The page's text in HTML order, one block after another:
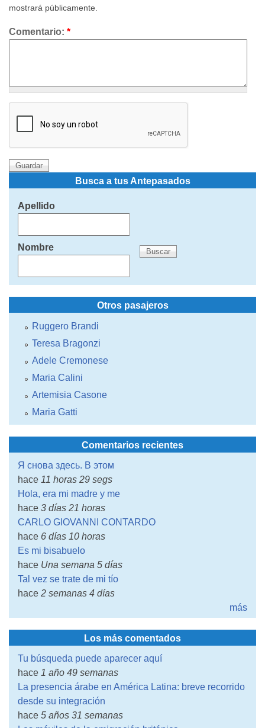
mostrará públicamente.
Comentario: *
Busca a tus Antepasados
Apellido
Nombre
Otros pasajeros
Ruggero Brandi
Teresa Bragonzi
Adele Cremonese
Maria Calini
Artemisia Casone
Maria Gatti
Comentarios recientes
Я снова здесь. В этом
hace 11 horas 29 segs
Hola, era mi madre y me
hace 3 días 21 horas
CARLO GIOVANNI CONTARDO
hace 6 días 10 horas
Es mi bisabuelo
hace Una semana 5 días
Tal vez se trate de mi tío
hace 2 semanas 4 días
más
Los más comentados
Tu búsqueda puede aparecer aquí
hace 1 año 49 semanas
La presencia árabe en América Latina: breve recorrido
desde su integración
hace 5 años 31 semanas